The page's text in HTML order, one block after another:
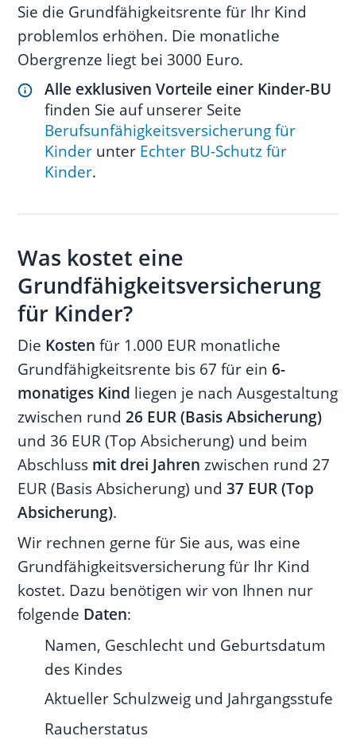
Sie die Grundfähigkeitsrente für Ihr Kind
problemlos erhöhen. Die monatliche
Obergrenze liegt bei 3000 Euro.
Alle exklusiven Vorteile einer Kinder-BU
finden Sie auf unserer Seite
Berufsunfähigkeitsversicherung für
Kinder unter Echter BU-Schutz für
Kinder.
Was kostet eine
Grundfähigkeitsversicherung
für Kinder?
Die Kosten für 1.000 EUR monatliche
Grundfähigkeitsrente bis 67 für ein 6-
monatiges Kind liegen je nach Ausgestaltung
zwischen rund26 EUR (Basis Absicherung)
und 36 EUR (Top Absicherung) und beim
Abschluss mit drei Jahren zwischen rund 27
EUR (Basis Absicherung) und37 EUR (Top
Absicherung).
Wir rechnen gerne für Sie aus, was eine
Grundfähigkeitsversicherung für Ihr Kind
kostet. Dazu benötigen wir von Ihnen nur
folgende Daten:
Namen, Geschlecht und Geburtsdatum
des Kindes
Aktueller Schulzweig und Jahrgangsstufe
Raucherstatus